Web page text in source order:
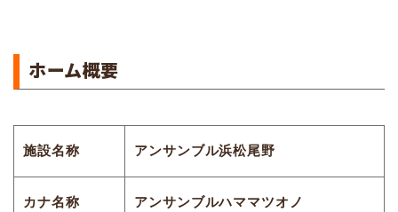
ホーム概要
施設名称 アンサンブル浜松尾野
カナ名称 アンサンブルハママツオノ